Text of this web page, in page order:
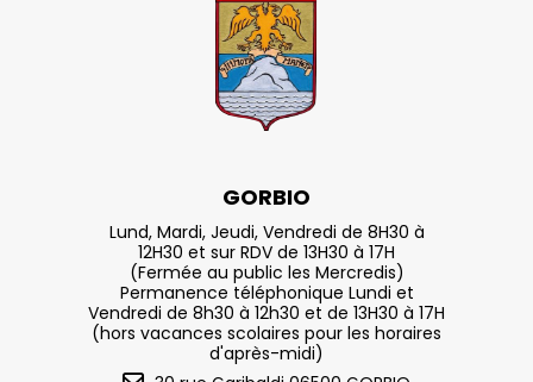
GORBIO
Lund, Mardi, Jeudi, Vendredi de 8H30 à
12H30 et sur RDV de 13H30 à 17H
(Fermée au public les Mercredis)
Permanence téléphonique Lundi et
Vendredi de 8h30 à 12h30 et de 13H30 à 17H
(hors vacances scolaires pour les horaires
d'après-midi)